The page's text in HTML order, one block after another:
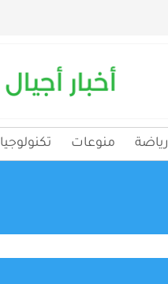
رياضة منوعات تكنولوجيا